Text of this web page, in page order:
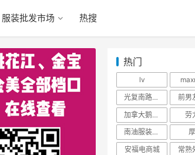
服装批发市场 热搜
热门
lv
光复南路潮牌
前男
加拿大鹅羽绒服
劳
南油服装批发市场
安福电商城
常熟